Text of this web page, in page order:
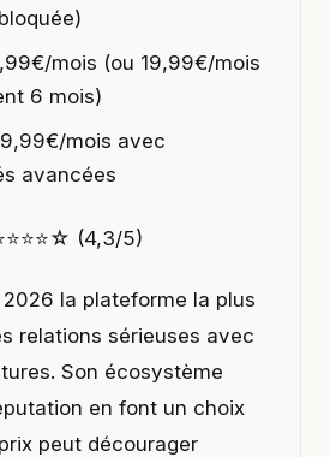
mois (ou 19,99€/mois
6 mois)
mois avec
avancées
(4,3/5)
la plateforme la plus
relations sérieuses avec
Son écosystème
en font un choix
peut décourager